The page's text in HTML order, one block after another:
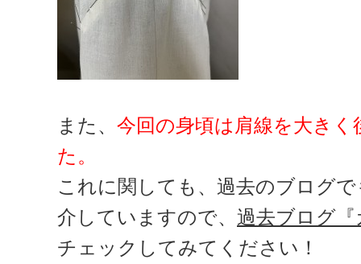
また、 今回の身頃は肩線を大き
た。
これに関しても、過去のブログ
介していますので、 過去ブログ
チェックしてみてください！